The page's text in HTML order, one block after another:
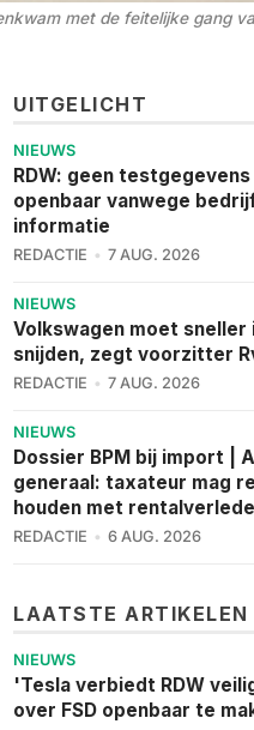
met de feitelijke gang
UITGELICHT
NIEUWS
RDW: geen testgegevens
openbaar vanwege
informatie
REDACTIE 7 AUG. 2026
NIEUWS
Volkswagen moet sneller
snijden, zegt voorzitter
REDACTIE 7 AUG. 2026
NIEUWS
Dossier BPM bij import |
generaal: taxateur mag
houden met
REDACTIE 6 AUG. 2026
LAATSTE ARTIKELEN
NIEUWS
'Tesla verbiedt RDW
over FSD openbaar te